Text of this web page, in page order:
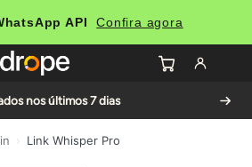
API Confira agora
nos últimos 7 dias
Link Whisper Pro